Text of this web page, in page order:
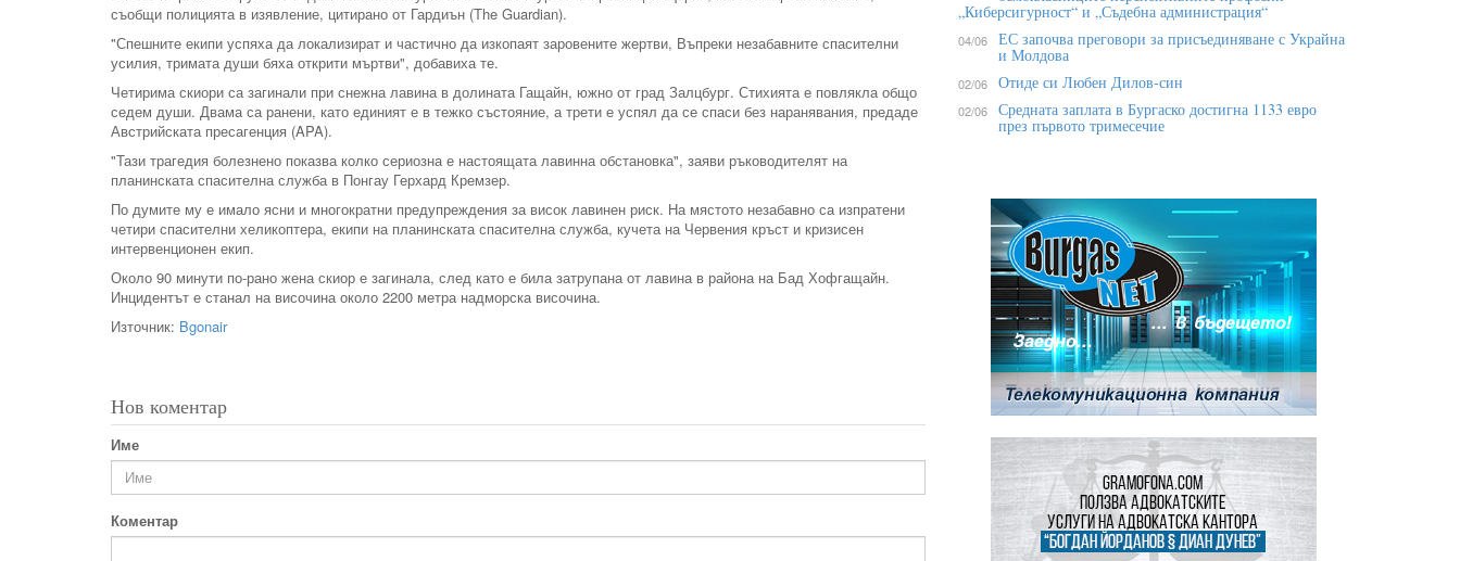
съобщи полицията в изявление, цитирано от Гардиън (The Guardian).
"Спешните екипи успяха да локализират и частично да изкопаят заровените жертви, Въпреки незабавните спасителни
усилия, тримата души бяха открити мъртви", добавиха те.
Четирима скиори са загинали при снежна лавина в долината Гащайн, южно от град Залцбург. Стихията е повлякла общо
седем души. Двама са ранени, като единият е в тежко състояние, а трети е успял да се спаси без наранявания, предаде
Австрийската пресагенция (APA).
"Тази трагедия болезнено показва колко сериозна е настоящата лавинна обстановка", заяви ръководителят на
планинската спасителна служба в Понгау Герхард Кремзер.
По думите му е имало ясни и многократни предупреждения за висок лавинен риск. На мястото незабавно са изпратени
четири спасителни хеликоптера, екипи на планинската спасителна служба, кучета на Червения кръст и кризисен
интервенционен екип.
Около 90 минути по-рано жена скиор е загинала, след като е била затрупана от лавина в района на Бад Хофгащайн.
Инцидентът е станал на височина около 2200 метра надморска височина.
Източник: Bgonair
Нов коментар
Име
Коментар
„Киберсигурност“ и „Съдебна администрация“
04/06 ЕС започва преговори за присъединяване с Украйна
и Молдова
02/06 Отиде си Любен Дилов-син
02/06 Средната заплата в Бургаско достигна 1133 евро
през първото тримесечие